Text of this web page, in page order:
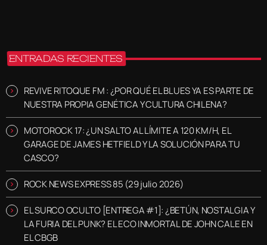
ENTRADAS RECIENTES
REVIVE RITOQUE FM : ¿POR QUÉ EL BLUES YA ES PARTE DE
NUESTRA PROPIA GENÉTICA Y CULTURA CHILENA?
MOTOROCK 17: ¿UN SALTO AL LÍMITE A 120 KM/H, EL
GARAGE DE JAMES HETFIELD Y LA SOLUCIÓN PARA TU
CASCO?
ROCK NEWS EXPRESS 85 (29 julio 2026)
EL SURCO OCULTO [ENTREGA #1]: ¿BETÚN, NOSTALGIA Y
LA FURIA DEL PUNK? EL ECO INMORTAL DE JOHN CALE EN
EL CBGB